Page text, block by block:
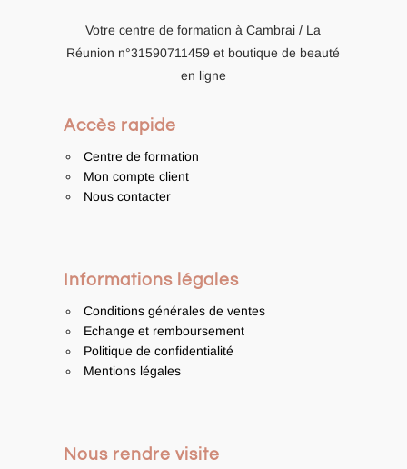
Votre centre de formation à Cambrai / La
Réunion n°31590711459 et boutique de beauté
en ligne
Accès rapide
Centre de formation
Mon compte client
Nous contacter
Informations légales
Conditions générales de ventes
Echange et remboursement
Politique de confidentialité
Mentions légales
Nous rendre visite